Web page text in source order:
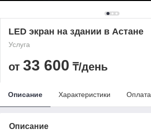
LED экран на здании в Астане
Услуга
от 33 600 ₸/день
Описание Характеристики Оплата
Описание